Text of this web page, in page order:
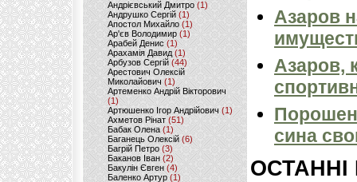
Андрієвський Дмитро(1)
Андрушко Сергій(1)
Апостол Михайло(1)
Ар'єв Володимир (1)
Арабей Денис(1)
Арахамія Давид (1)
Арбузов Сергій (44)
Арестович Олексій
Миколайович(1)
Артеменко Андрій Вікторович
(1)
Артюшенко Ігор Андрійович(1)
Ахметов Рінат(51)
Бабак Олена(1)
Баганець Олексій(6)
Багрій Петро (3)
Баканов Іван(2)
Бакулін Євген (4)
Баленко Артур(1)
Азаров
Азаров,
сина
ОСТАННІ